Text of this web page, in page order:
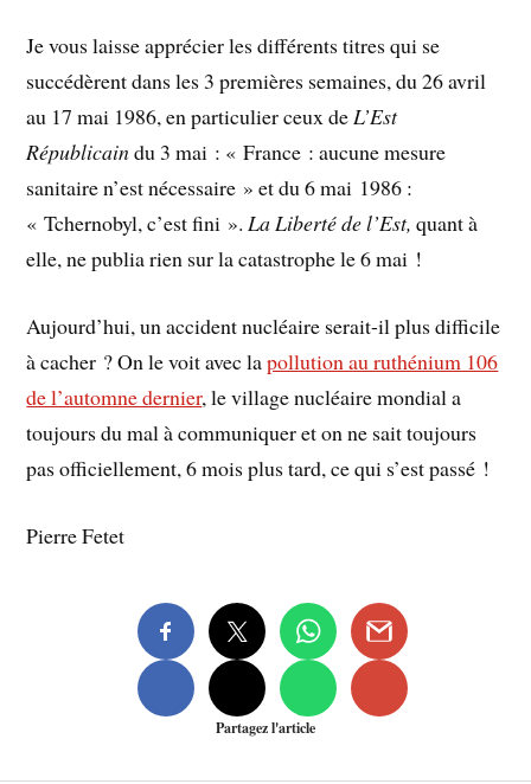
Je vous laisse apprécier les différents titres qui se
succédèrent dans les 3 premières semaines, du 26 avril
au 17 mai 1986, en particulier ceux deL’Est
Républicaindu 3 mai : « France : aucune mesure
sanitaire n’est nécessaire » et du 6 mai 1986 :
« Tchernobyl, c’est fini ».La Liberté de l’Est, quant à
elle, ne publia rien sur la catastrophe le 6 mai !
Aujourd’hui, un accident nucléaire serait-il plus difficile
à cacher ? On le voit avec lapollution au ruthénium 106
de l’automne dernier, le village nucléaire mondial a
toujours du mal à communiquer et on ne sait toujours
pas officiellement, 6 mois plus tard, ce qui s’est passé !
Pierre Fetet
Partagez l'article